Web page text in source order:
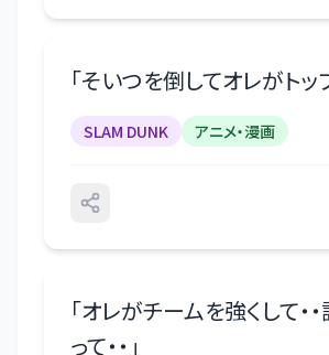
「そいつを倒してオレがトッ
SLAM DUNK アニメ・漫画
「オレがチームを強くして・
って・・ 」